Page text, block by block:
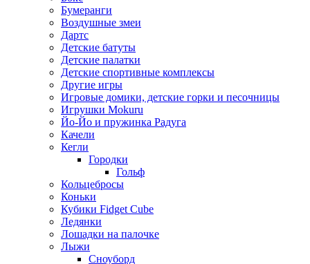
Бумеранги
Воздушные змеи
Дартс
Детские батуты
Детские палатки
Детские спортивные комплексы
Другие игры
Игровые домики, детские горки и песочницы
Игрушки Mokuru
Йо-Йо и пружинка Радуга
Качели
Кегли
Городки
Гольф
Кольцебросы
Коньки
Кубики Fidget Cube
Ледянки
Лошадки на палочке
Лыжи
Сноуборд